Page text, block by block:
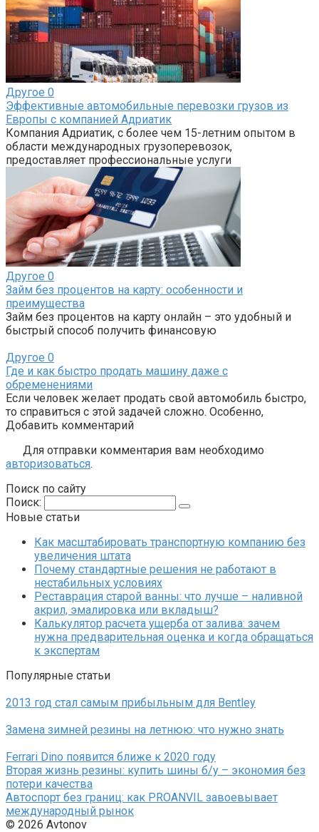
Другое 0
Эффективные автомобильные перевозки грузов из
Европы с компанией Адриатик
Компания Адриатик, с более чем 15-летним опытом в
области международных грузоперевозок,
предоставляет профессиональные услуги
Другое 0
Займ без процентов на карту: особенности и
преимущества
Займ без процентов на карту онлайн – это удобный и
быстрый способ получить финансовую
Другое 0
Где и как быстро продать машину даже с
обременениями
Если человек желает продать свой автомобиль быстро,
то справиться с этой задачей сложно. Особенно,
Добавить комментарий
Для отправки комментария вам необходимо
авторизоваться.
Поиск по сайту
Поиск:
Новые статьи
Как масштабировать транспортную компанию без
увеличения штата
Почему стандартные решения не работают в
нестабильных условиях
Реставрация старой ванны: что лучше – наливной
акрил, эмалировка или вкладыш?
Калькулятор расчета ущерба от залива: зачем
нужна предварительная оценка и когда обращаться
к экспертам
Популярные статьи
2013 год стал самым прибыльным для Bentley
Замена зимней резины на летнюю: что нужно знать
Ferrari Dino появится ближе к 2020 году
Вторая жизнь резины: купить шины б/у – экономия без
потери качества
Автоспорт без границ: как PROANVIL завоевывает
международный рынок
© 2026 Avtonov